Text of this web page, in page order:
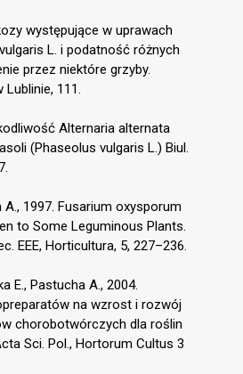
występujące w uprawach
L. i podatność różnych
przez niektóre grzyby.
Lublinie, 111.
Alternaria alternata
(Phaseolus vulgaris L.) Biul.
A., 1997. Fusarium oxysporum
to Some Leguminous Plants.
EEE, Horticultura, 5, 227–236.
E., Pastucha A., 2004.
na wzrost i rozwój
chorobotwórczych dla roślin
Sci. Pol., Hortorum Cultus 3